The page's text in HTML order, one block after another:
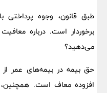
طبق قانون، وجوه پرداختی
برخوردار است. درباره
می‌دهید؟
حق بیمه در بیمه‌های عمر از
افزوده معاف است. همچنین،